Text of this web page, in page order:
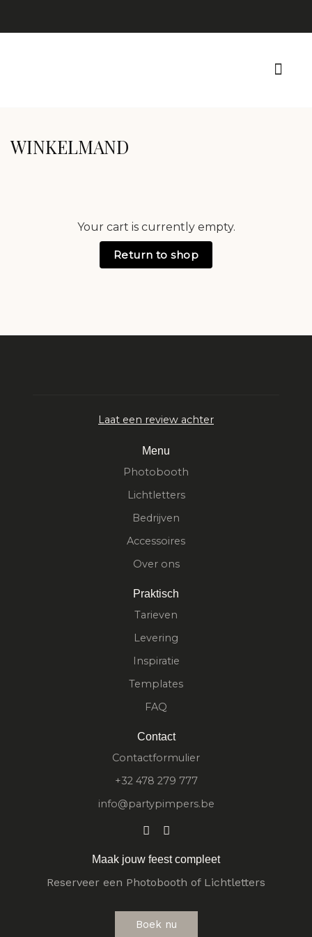
WINKELMAND
Your cart is currently empty.
Return to shop
Laat een review achter
Menu
Photobooth
Lichtletters
Bedrijven
Accessoires
Over ons
Praktisch
Tarieven
Levering
Inspiratie
Templates
FAQ
Contact
Contactformulier
+32 478 279 777
info@partypimpers.be
Maak jouw feest compleet
Reserveer een Photobooth of Lichtletters
Boek nu